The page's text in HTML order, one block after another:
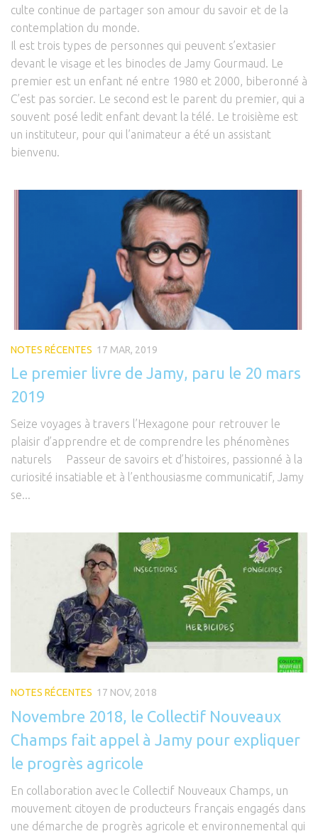
culte continue de partager son amour du savoir et de la
contemplation du monde.
Il est trois types de personnes qui peuvent s’extasier
devant le visage et les binocles de Jamy Gourmaud. Le
premier est un enfant né entre 1980 et 2000, biberonné à
C’est pas sorcier. Le second est le parent du premier, qui a
souvent posé ledit enfant devant la télé. Le troisième est
un instituteur, pour qui l’animateur a été un assistant
bienvenu.
NOTES RÉCENTES 17 MAR, 2019
Le premier livre de Jamy, paru le 20 mars
2019
Seize voyages à travers l’Hexagone pour retrouver le
plaisir d’apprendre et de comprendre les phénomènes
naturels Passeur de savoirs et d’histoires, passionné à la
curiosité insatiable et à l’enthousiasme communicatif, Jamy
se...
NOTES RÉCENTES 17 NOV, 2018
Novembre 2018, le Collectif Nouveaux
Champs fait appel à Jamy pour expliquer
le progrès agricole
En collaboration avec le Collectif Nouveaux Champs, un
mouvement citoyen de producteurs français engagés dans
une démarche de progrès agricole et environnemental qui